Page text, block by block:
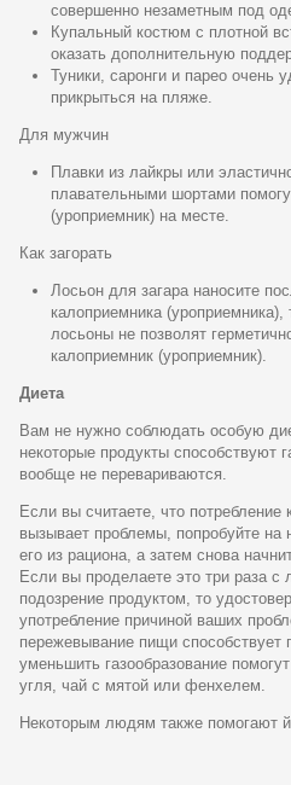
совершенно незаметным под
Купальный костюм с плотной
оказать дополнительную
Туники, саронги и парео очень
прикрыться на пляже.
Для мужчин
Плавки из лайкры или
плавательными шортами
(уроприемник) на месте.
Как загорать
Лосьон для загара наносите
калоприемника
лосьоны не позволят
калоприемник (уроприемник).
Диета
Вам не нужно соблюдать особую
некоторые продукты способствуют
вообще не перевариваются.
Если вы считаете, что потребление
вызывает проблемы, попробуйте на
его из рациона, а затем снова
Если вы проделаете это три раза
подозрение продуктом, то
употребление причиной ваших
пережевывание пищи способствует
уменьшить газообразование
угля, чай с мятой или фенхелем.
Некоторым людям также помогают